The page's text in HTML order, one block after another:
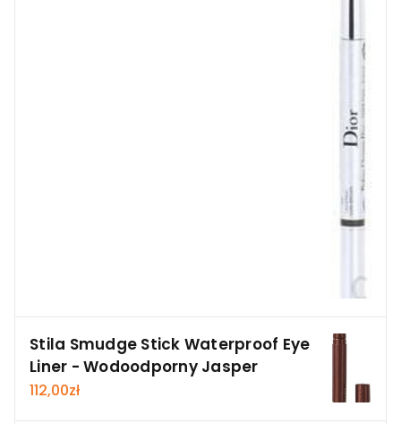
Stila Smudge Stick Waterproof Eye
Liner - Wodoodporny Jasper
112,00zł